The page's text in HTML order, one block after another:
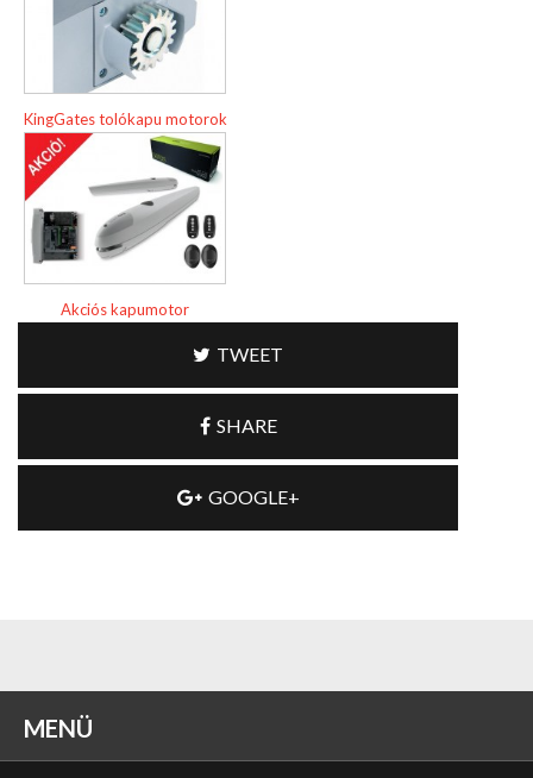
KingGates tolókapu motorok
Akciós kapumotor
TWEET
SHARE
GOOGLE+
MENÜ